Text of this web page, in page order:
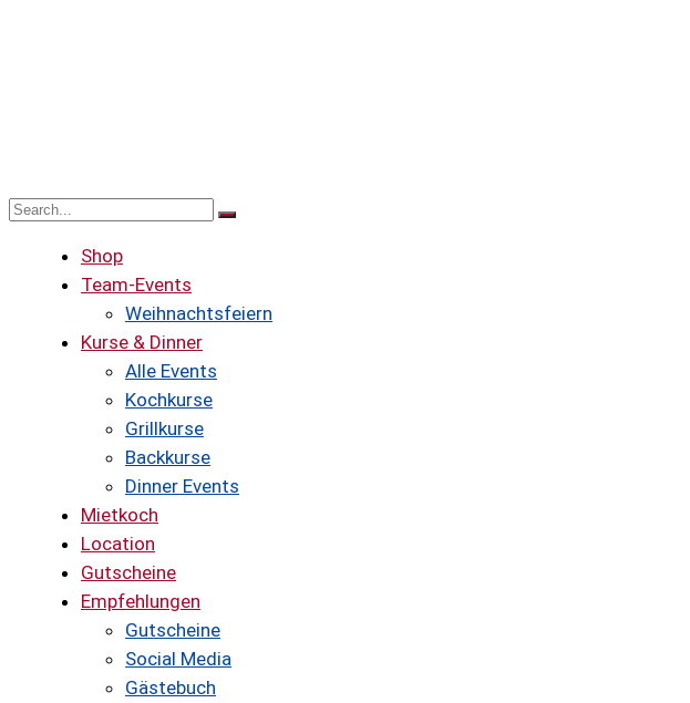
Shop
Team-Events
Weihnachtsfeiern
Kurse & Dinner
Alle Events
Kochkurse
Grillkurse
Backkurse
Dinner Events
Mietkoch
Location
Gutscheine
Empfehlungen
Gutscheine
Social Media
Gästebuch